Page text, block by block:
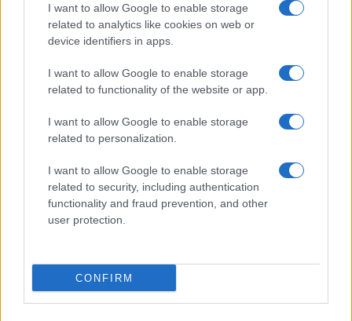
I want to allow Google to enable storage
related to analytics like cookies on web or
device identifiers in apps.
I want to allow Google to enable storage
related to functionality of the website or app.
I want to allow Google to enable storage
related to personalization.
I want to allow Google to enable storage
related to security, including authentication
functionality and fraud prevention, and other
user protection.
CONFIRM
Steakhouse EURCV
Morpho Vault
(STEAKEURCV)
$100,000,000,000,000.00
$0.032
Stride Staked Injective
Vested XOR
(VXOR)
$3,407.11
$0.022